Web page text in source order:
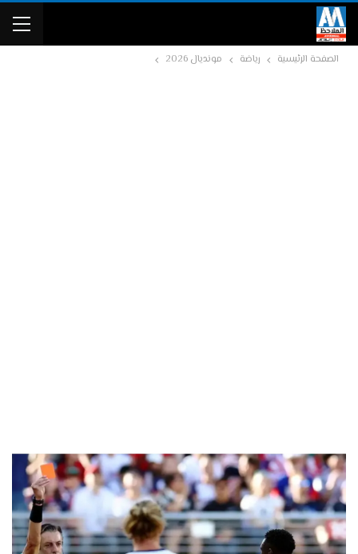
الصفحة الرئيسية رياضة مونديال 2026